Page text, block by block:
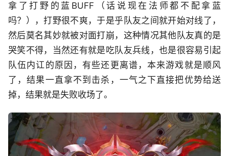
拿了打野的蓝BUFF（话说现在法师都不配拿蓝
吗？），打野很不爽，于是乎队友之间就开始对线了，
然后莫名其妙就被对面打崩，这种情况其他队友真的是
哭笑不得，当然还有就是吃队友兵线，也是很容易引起
队伍内讧的原因，有些还更离谱，本来游戏就是顺风
了，结果一直拿不到击杀，一气之下直接把优势给送
掉，结果就是失败收场了。